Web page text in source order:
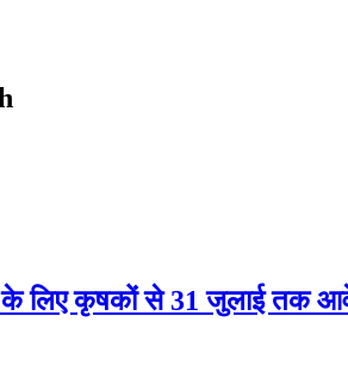
लिए कृषकों से 31 जुलाई तक